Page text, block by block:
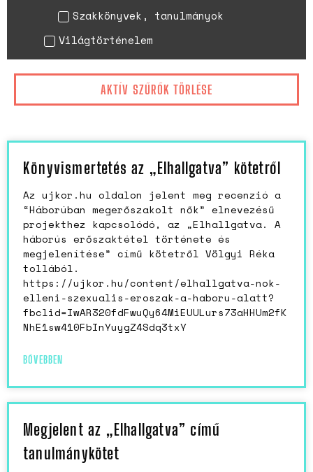
Szakkönyvek, tanulmányok
Világtörténelem
AKTÍV SZŰRŐK TÖRLÉSE
Könyvismertetés az „Elhallgatva” kötetről
Az ujkor.hu oldalon jelent meg recenzió a
“Háborúban megerőszakolt nők” elnevezésű
projekthez kapcsolódó, az „Elhallgatva. A
háborús erőszaktétel története és
megjelenítése” című kötetről Völgyi Réka
tollából.
https://ujkor.hu/content/elhallgatva-nok-
elleni-szexualis-eroszak-a-haboru-alatt?
fbclid=IwAR320fdFwuQy64MiEUULurs73aHHUm2fK
NhE1sw410FbInYuygZ4Sdq3txY
BŐVEBBEN
Megjelent az „Elhallgatva” című
tanulmánykötet